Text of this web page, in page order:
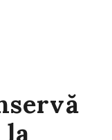
la